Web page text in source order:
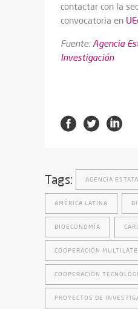
contactar con la
convocatoria en
Fuente:Agencia
Investigación
Tags: AGENCIA
AMÉRICA LATINA
BIOECONOMÍA
COOPERACIÓN
COOPERACIÓN
PROYECTOS DE